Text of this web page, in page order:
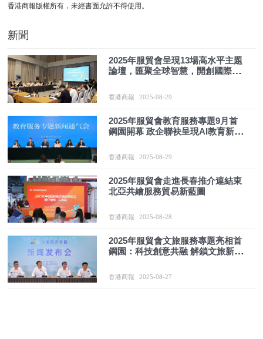
香港商報版權所有，未經書面允許不得使用。
新聞
2025年服貿會呈現13場高水平主題
論壇，匯聚全球智慧，開創國際合
香港商報 2025-08-29
2025年服貿會教育服務專題9月首
鋼園開幕 政企聯袂呈現AI教育新圖
香港商報 2025-08-29
2025年服貿會走進長春推介連結東
北亞共繪服務貿易新藍圖
香港商報 2025-08-28
2025年服貿會文旅服務專題亮相首
鋼園：科技創意共融 解鎖文旅新體
香港商報 2025-08-27